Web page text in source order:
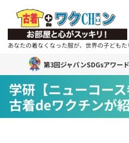
あなたの着なくなった服が、世界の子どもた
古着deワクチンについて
各拠点紹介
第3回ジャパンSDGsアワー
学研【ニューコー
古着deワクチンが